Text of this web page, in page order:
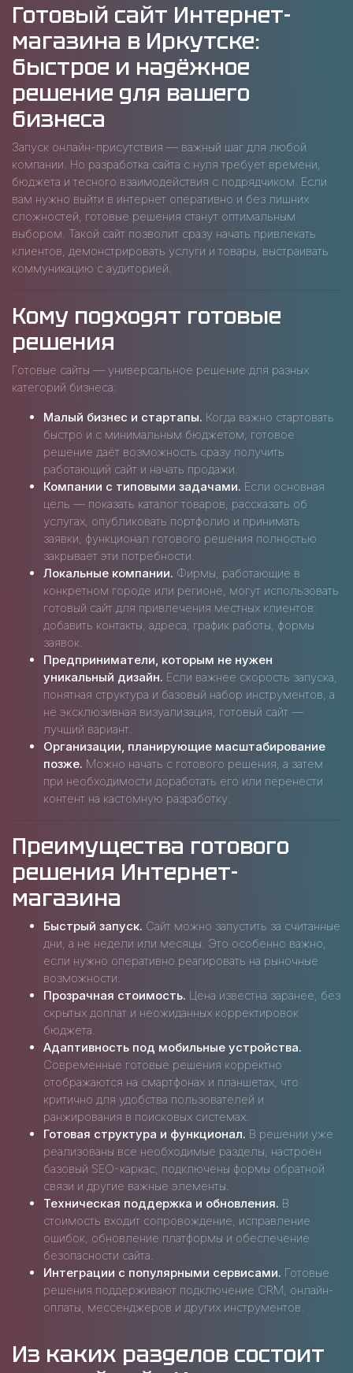
Готовый сайт Интернет-
магазина в Иркутске:
быстрое и надёжное
решение для вашего
бизнеса
Запуск онлайн-присутствия — важный шаг для любой
компании. Но разработка сайта с нуля требует времени,
бюджета и тесного взаимодействия с подрядчиком. Если
вам нужно выйти в интернет оперативно и без лишних
сложностей, готовые решения станут оптимальным
выбором. Такой сайт позволит сразу начать привлекать
клиентов, демонстрировать услуги и товары, выстраивать
коммуникацию с аудиторией.
Кому подходят готовые
решения
Готовые сайты — универсальное решение для разных
категорий бизнеса:
Малый бизнес и стартапы. Когда важно стартовать
быстро и с минимальным бюджетом, готовое
решение даёт возможность сразу получить
работающий сайт и начать продажи.
Компании с типовыми задачами. Если основная
цель — показать каталог товаров, рассказать об
услугах, опубликовать портфолио и принимать
заявки, функционал готового решения полностью
закрывает эти потребности.
Локальные компании. Фирмы, работающие в
конкретном городе или регионе, могут использовать
готовый сайт для привлечения местных клиентов:
добавить контакты, адреса, график работы, формы
заявок.
Предприниматели, которым не нужен
уникальный дизайн. Если важнее скорость запуска,
понятная структура и базовый набор инструментов, а
не эксклюзивная визуализация, готовый сайт —
лучший вариант.
Организации, планирующие масштабирование
позже. Можно начать с готового решения, а затем
при необходимости доработать его или перенести
контент на кастомную разработку.
Преимущества готового
решения Интернет-
магазина
Быстрый запуск. Сайт можно запустить за считанные
дни, а не недели или месяцы. Это особенно важно,
если нужно оперативно реагировать на рыночные
возможности.
Прозрачная стоимость. Цена известна заранее, без
скрытых доплат и неожиданных корректировок
бюджета.
Адаптивность под мобильные устройства.
Современные готовые решения корректно
отображаются на смартфонах и планшетах, что
критично для удобства пользователей и
ранжирования в поисковых системах.
Готовая структура и функционал. В решении уже
реализованы все необходимые разделы, настроен
базовый SEO-каркас, подключены формы обратной
связи и другие важные элементы.
Техническая поддержка и обновления. В
стоимость входит сопровождение, исправление
ошибок, обновление платформы и обеспечение
безопасности сайта.
Интеграции с популярными сервисами. Готовые
решения поддерживают подключение CRM, онлайн-
оплаты, мессенджеров и других инструментов.
Из каких разделов состоит